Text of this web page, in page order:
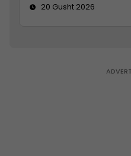
20 Gusht 2026